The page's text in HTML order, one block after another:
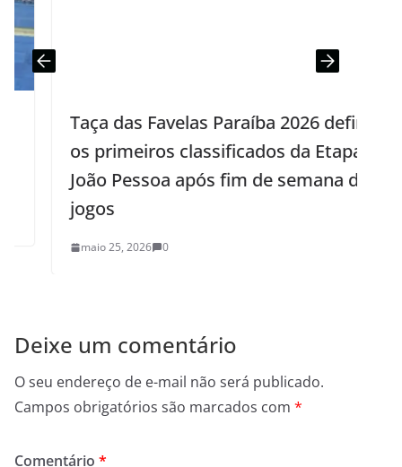
Taça das Favelas Paraíba 2026 define
os primeiros classificados da Etapa
João Pessoa após fim de semana de
jogos
maio 25, 2026 0
Deixe um comentário
O seu endereço de e-mail não será publicado.
Campos obrigatórios são marcados com *
Comentário *